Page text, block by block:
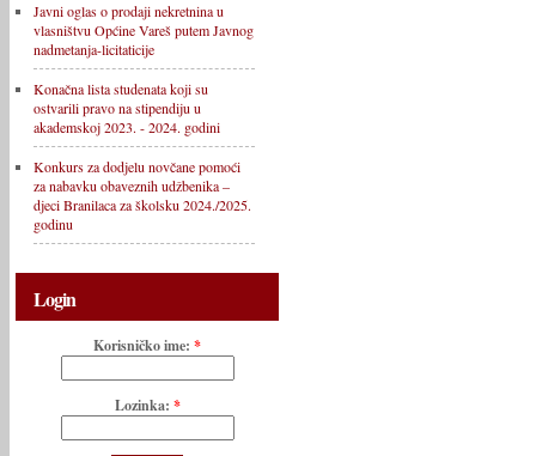
Javni oglas o prodaji nekretnina u
vlasništvu Općine Vareš putem Javnog
nadmetanja-licitaticije
Konačna lista studenata koji su
ostvarili pravo na stipendiju u
akademskoj 2023. - 2024. godini
Konkurs za dodjelu novčane pomoći
za nabavku obaveznih udžbenika –
djeci Branilaca za školsku 2024./2025.
godinu
Login
Korisničko ime: *
Lozinka: *